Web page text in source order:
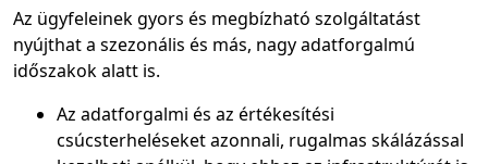
Az ügyfeleinek gyors és megbízható szolgáltatást
nyújthat a szezonális és más, nagy adatforgalmú
időszakok alatt is.
Az adatforgalmi és az értékesítési
csúcsterheléseket azonnali, rugalmas skálázással